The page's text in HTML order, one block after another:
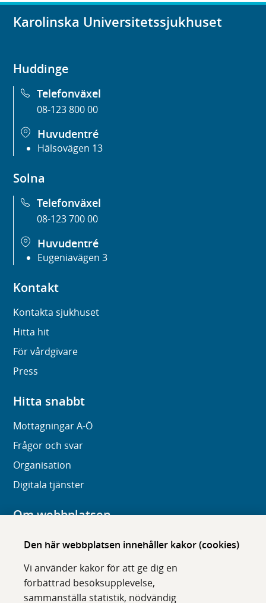
Den här webbplatsen innehåller kakor (cookies)
Vi använder kakor för att ge dig en
förbättrad besöksupplevelse,
sammanställa statistik, nödvändig
Karolinska Universitetssjukhuset
Huddinge
Telefonväxel
08-123 800 00
Huvudentré
Hälsovägen 13
Solna
Telefonväxel
08-123 700 00
Huvudentré
Eugeniavägen 3
Kontakt
Kontakta sjukhuset
Hitta hit
För vårdgivare
Press
Hitta snabbt
Mottagningar A-Ö
Frågor och svar
Organisation
Digitala tjänster
Om webbplatsen
Om karolinska.se
Tillgänglighet
Om cookies